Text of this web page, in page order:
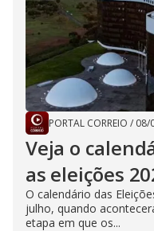
PORTAL CORREIO / 08/
Veja o
as eleições
O calendário das
julho, quando
etapa em que os...